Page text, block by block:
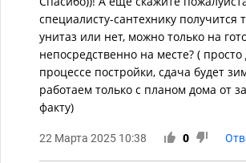
специалисту-сантехнику получится
унитаз или нет, можно только на
непосредственно на месте? (
процессе постройки, сдача будет
работаем только с планом дома от
факту)
22 Марта 2025 10:38 0